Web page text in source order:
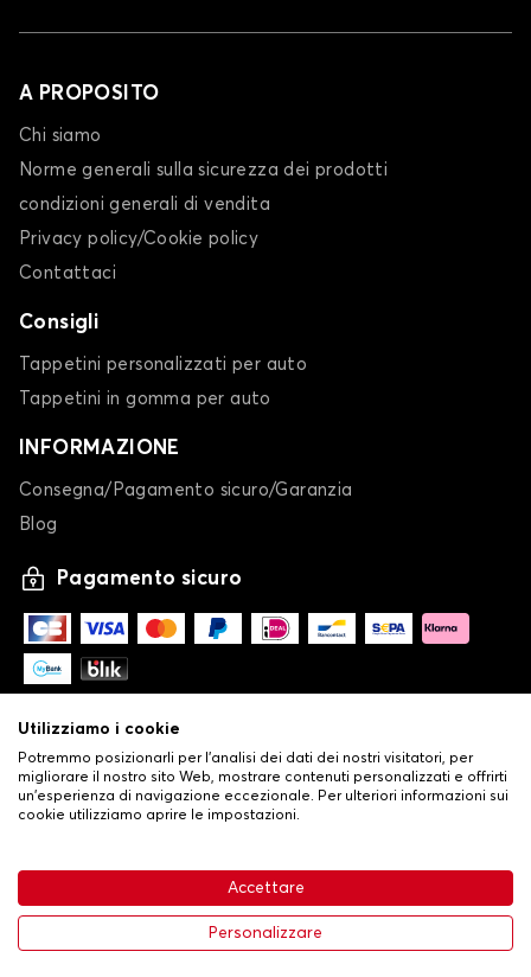
32,53 €
-20% 40,66 €
Aggiungi al carrello
A PROPOSITO
Chi siamo
Norme generali sulla sicurezza dei prodotti
condizioni generali di vendita
Privacy policy/Cookie policy
Contattaci
Consigli
Tappetini personalizzati per auto
Tappetini in gomma per auto
INFORMAZIONE
Consegna/Pagamento sicuro/Garanzia
Blog
Pagamento sicuro
Condizioni generali di vendita•
Politica sulla privacy e sui cookie•Livraison
Utilizziamo i cookie
Potremmo posizionarli per l'analisi dei dati dei nostri visitatori, per
migliorare il nostro sito Web, mostrare contenuti personalizzati e offrirti
un'esperienza di navigazione eccezionale. Per ulteriori informazioni sui
cookie utilizziamo aprire le impostazioni.
Accettare
Personalizzare